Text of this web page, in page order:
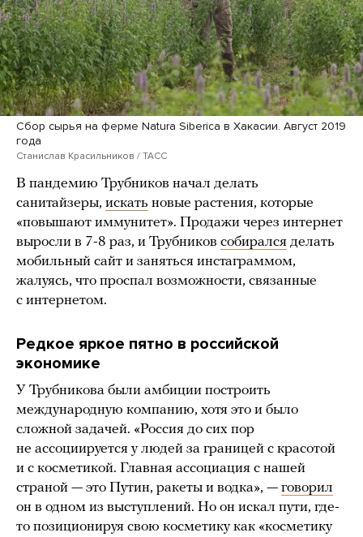
Сбор сырья на ферме Natura Siberica в Хакасии. Август 2019
года
Станислав Красильников / ТАСС
В пандемию Трубников начал делать
санитайзеры, искать новые растения, которые
«повышают иммунитет». Продажи через интернет
выросли в 7-8 раз, и Трубников собирался делать
мобильный сайт и заняться инстаграммом,
жалуясь, что проспал возможности, связанные
с интернетом.
Редкое яркое пятно в российской
экономике
У Трубникова были амбиции построить
международную компанию, хотя это и было
сложной задачей. «Россия до сих пор
не ассоциируется у людей за границей с красотой
и с косметикой. Главная ассоциация с нашей
страной — это Путин, ракеты и водка», — говорил
он в одном из выступлений. Но он искал пути, где-
то позиционируя свою косметику как «косметику